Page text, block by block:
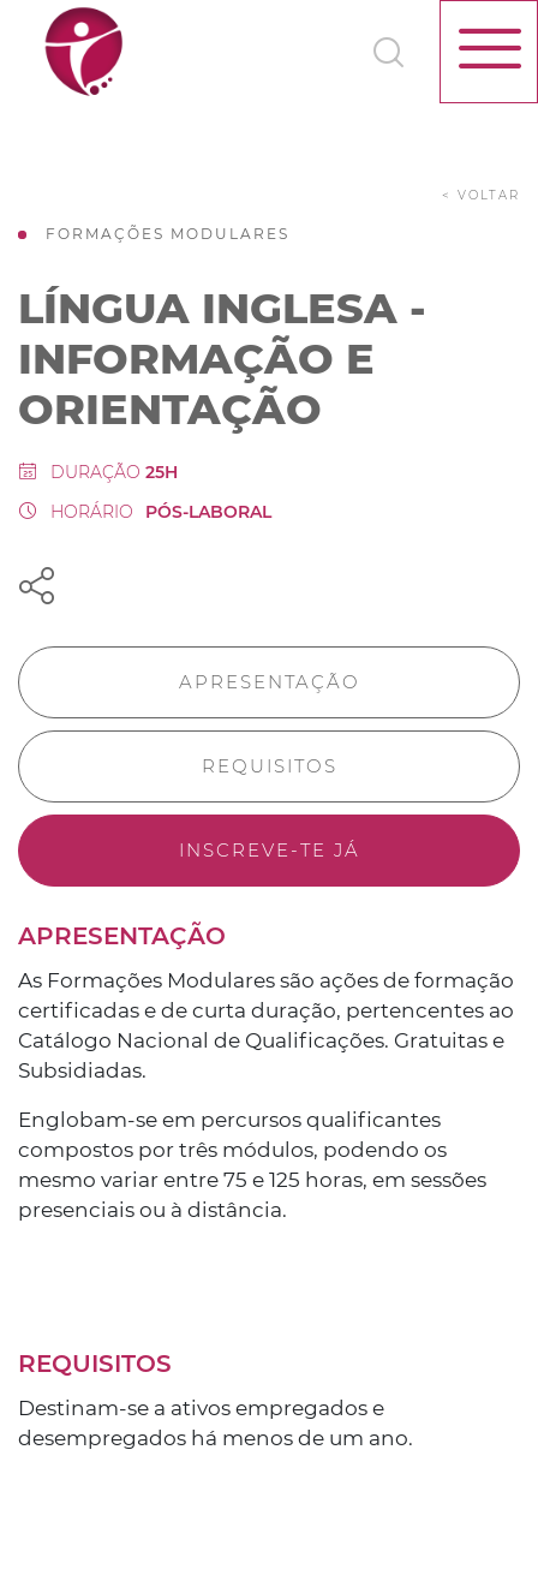
FORMAÇÕES MODULARES
< VOLTAR
LÍNGUA INGLESA -
INFORMAÇÃO E
ORIENTAÇÃO
DURAÇÃO 25H
HORÁRIO
PÓS-LABORAL
APRESENTAÇÃO
As Formações Modulares são ações de formação
certificadas e de curta duração, pertencentes ao
Catálogo Nacional de Qualificações. Gratuitas e
Subsidiadas.
Englobam-se em percursos qualificantes
compostos por três módulos, podendo os
mesmo variar entre 75 e 125 horas, em sessões
presenciais ou à distância.
REQUISITOS
Destinam-se a ativos empregados e
desempregados há menos de um ano.
APRESENTAÇÃO
REQUISITOS
INSCREVE-TE JÁ